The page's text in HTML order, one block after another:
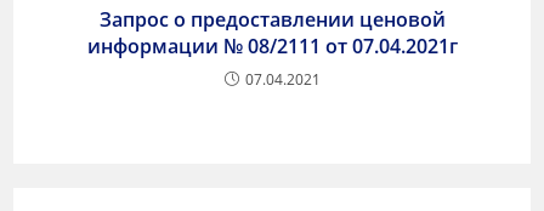
Запрос о предоставлении ценовой
информации № 08/2111 от 07.04.2021г
07.04.2021